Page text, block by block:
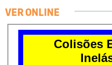
VER ONLINE